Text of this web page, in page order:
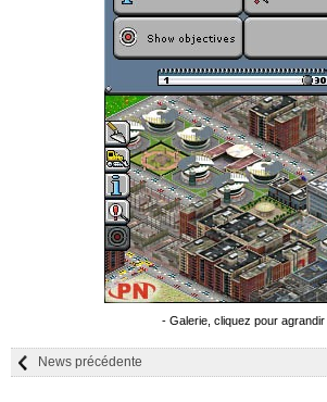
- Galerie, cliquez pour agrandir
News précédente